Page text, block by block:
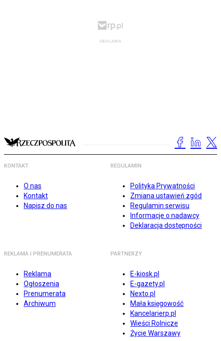
KONTAKT
O nas
Kontakt
Napisz do nas
REGULAMIN
Polityka Prywatności
Zmiana ustawień zgód
Regulamin serwisu
Informacje o nadawcy
Deklaracja dostępności
REKLAMA I PRENUMERATA
Reklama
Ogłoszenia
Prenumerata
Archiwum
PARTNERZY
E-kiosk.pl
E-gazety.pl
Nexto.pl
Mała księgowość
Kancelarierp.pl
Wieści Rolnicze
Życie Warszawy